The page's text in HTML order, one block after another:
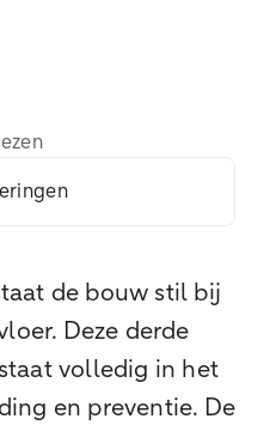
de bouw stil bij
Deze derde
volledig in het
en preventie. De